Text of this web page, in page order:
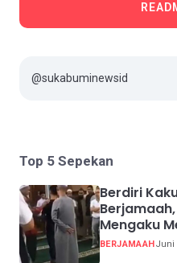
@sukabuminewsid
Top 5 Sepekan
Berdiri
Mengaku
BERJAMAAH Juni